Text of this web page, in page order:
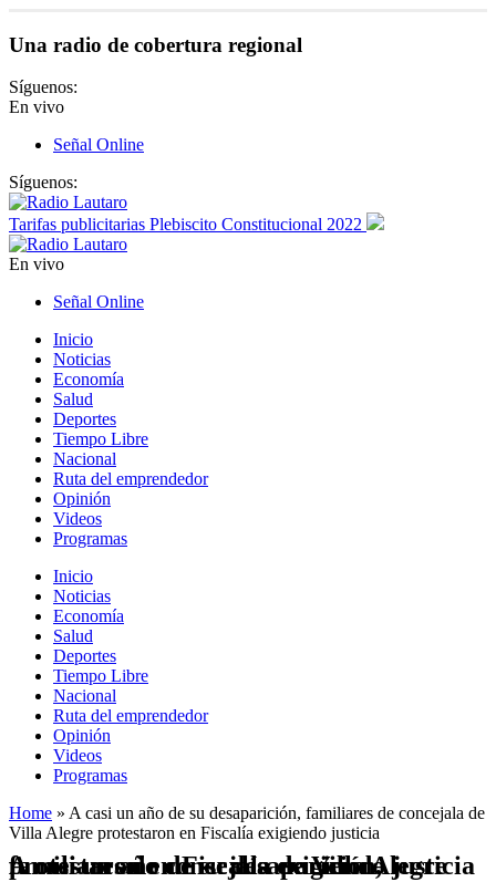
Una radio de cobertura regional
Síguenos:
En vivo
Señal Online
Síguenos:
Tarifas publicitarias Plebiscito Constitucional 2022
En vivo
Señal Online
Inicio
Noticias
Economía
Salud
Deportes
Tiempo Libre
Nacional
Ruta del emprendedor
Opinión
Videos
Programas
Inicio
Noticias
Economía
Salud
Deportes
Tiempo Libre
Nacional
Ruta del emprendedor
Opinión
Videos
Programas
Home » A casi un año de su desaparición, familiares de concejala de
Villa Alegre protestaron en Fiscalía exigiendo justicia
A casi un año de su desaparición, familiares de concejala de Villa Alegre protestaron en Fiscalía exigiendo justicia